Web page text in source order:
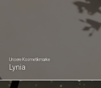
Unsere Kosmetikmarke
Lynia